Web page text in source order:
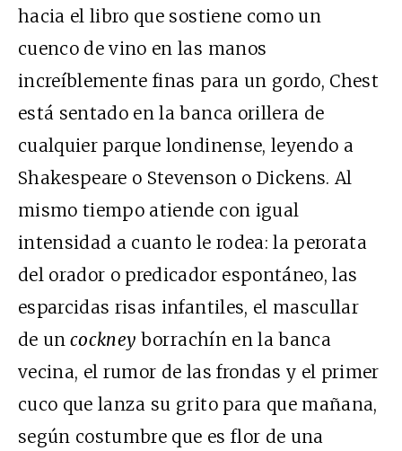
hacia el libro que sostiene como un
cuenco de vino en las manos
increíblemente finas para un gordo, Chest
está sentado en la banca orillera de
cualquier parque londinense, leyendo a
Shakespeare o Stevenson o Dickens. Al
mismo tiempo atiende con igual
intensidad a cuanto le rodea: la perorata
del orador o predicador espontáneo, las
esparcidas risas infantiles, el mascullar
de un cockney borrachín en la banca
vecina, el rumor de las frondas y el primer
cuco que lanza su grito para que mañana,
según costumbre que es flor de una